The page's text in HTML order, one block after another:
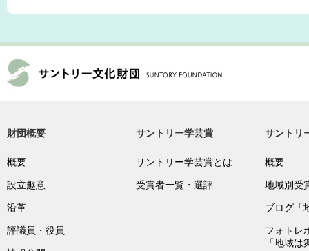
財団概要
概要
設立趣意
沿革
評議員・役員
サントリー学芸賞
サントリー学芸賞とは
受賞者一覧・選評
サントリ
概要
地域別受
ブログ「
フォトレ
「地域は